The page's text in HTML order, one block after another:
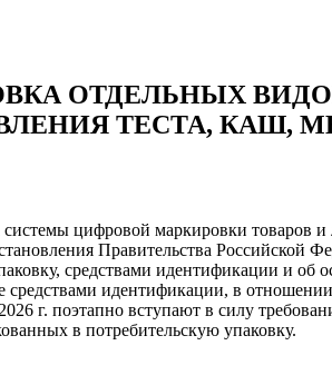
ОТДЕЛЬНЫХ
ТЕСТА, КАШ,
цифровой маркировки товаров
Правительства
средствами идентификации и
средствами идентификации, в
г. поэтапно вступают в силу
в потребительскую упаковку.